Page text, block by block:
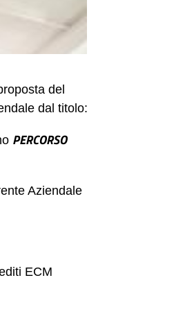
del
dal titolo:
PERCORSO
Aziendale
ECM